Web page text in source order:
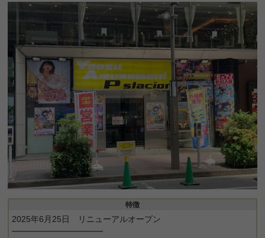
特徴
2025年6月25日 リニューアルオープン
━━━━━━━━━━━